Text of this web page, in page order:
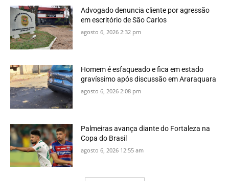
Advogado denuncia cliente por agressão
em escritório de São Carlos
agosto 6, 2026 2:32 pm
Homem é esfaqueado e fica em estado
gravíssimo após discussão em Araraquara
agosto 6, 2026 2:08 pm
Palmeiras avança diante do Fortaleza na
Copa do Brasil
agosto 6, 2026 12:55 am